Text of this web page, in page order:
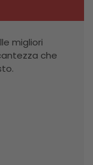
migliori
che